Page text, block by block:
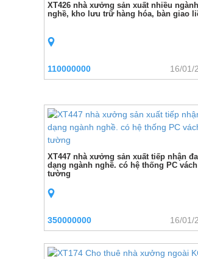
XT426 nhà xưởng sản xuất nhiều ngành
nghề, kho lưu trữ hàng hóa, bàn giao
110000000 16/01/
XT447 nhà xưởng sản xuất tiếp nhận đa
dạng ngành nghề. có hệ thống PC vách
tường
350000000 16/01/